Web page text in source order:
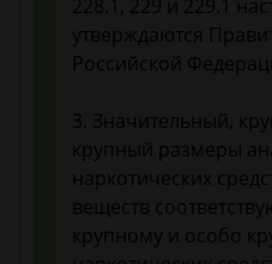
228.1, 229 и 229.1
утверждаются
Российской
3. Значительный,
крупный размеры
наркотических
веществ
крупному и особо